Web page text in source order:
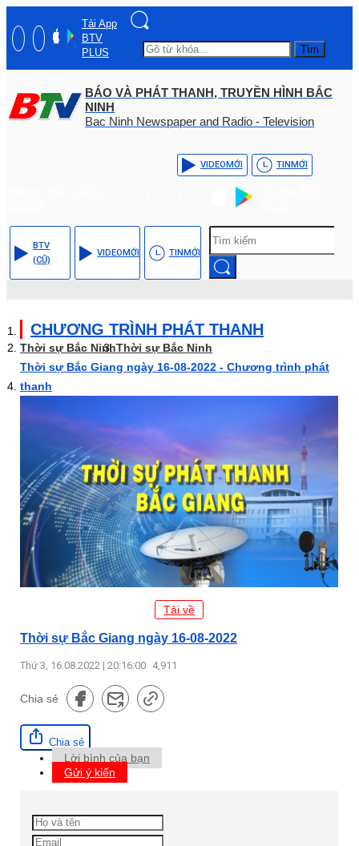
Tải App
BTV
PLUS
Tìm
BÁO VÀ PHÁT THANH, TRUYỀN HÌNH BẮC
NINH
Bac Ninh Newspaper and Radio - Television
VIDEOMỚI TINMỚI
BTV
(CŨ)
VIDEOMỚI TINMỚI
CHƯƠNG TRÌNH PHÁT THANH
Thời sự Bắc NinhThời sự Bắc Ninh
Thời sự Bắc Giang ngày 16-08-2022 - Chương trình phát
thanh
Tải về
Thời sự Bắc Giang ngày 16-08-2022
Thứ 3, 16.08.2022 | 20:16:00 4,911
Chia sẻ
Chia sẻ
Lời bình của bạn
Gửi ý kiến